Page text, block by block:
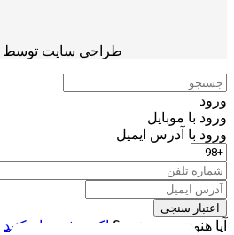
طراحی سایت توسط
ورود
ورود با موبایل
ورود با ‫آدرس ایمیل
اعتبار سنجی
آیا هنوز عضو نشده؟ اکنون ثبت نام کنید